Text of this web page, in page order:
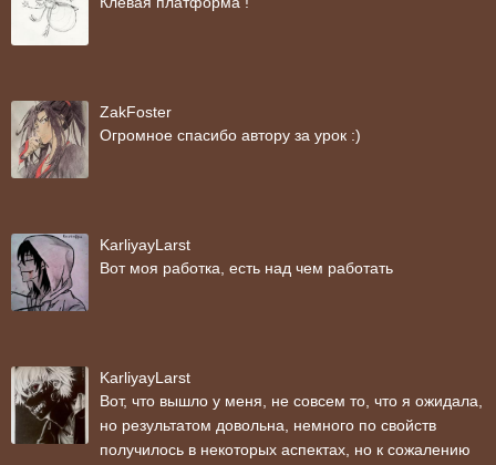
ZakFoster
Огромное спасибо автору за урок :)
KarliyayLarst
Вот моя работка, есть над чем работать
KarliyayLarst
Вот, что вышло у меня, не совсем то, что я ожидала,
но результатом довольна, немного по свойств
получилось в некоторых аспектах, но к сожалению